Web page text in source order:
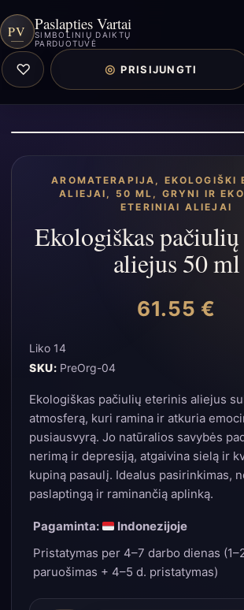
PV Paslapties Vartai
SIMBOLINIŲ DAIKTŲ
PARDUOTUVĖ
♡ ◎ PRISIJUNGTI
AROMATERAPIJA , EKOLOGIŠKI
ALIEJAI, 50 ML , GRYNI IR
ETERINIAI ALIEJAI
Ekologiškas
aliejus 50 ml
61.55 €
Liko 14
SKU: PreOrg-04
Ekologiškas pačiulių eterinis aliejus
atmosferą, kuri ramina ir atkuria
pusiausvyrą. Jo natūralios savybės
nerimą ir depresiją, atgaivina sielą ir
kupiną pasaulį. Idealus pasirinkimas,
paslaptingą ir raminančią aplinką.
Pagaminta:
Indonezijoje
Pristatymas per 4–7 darbo dienas
paruošimas + 4–5 d. pristatymas)